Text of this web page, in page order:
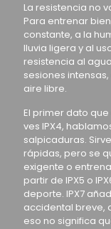
La resistencia no
Para entrenar
constante, a la
lluvia ligera y al
resistencia al
sesiones
aire libre.
El primer dato
ves IPX4,
salpicaduras.
rápidas, pero se
exigente o
partir de IPX5 o
deporte. IPX7
accidental breve,
eso no significa